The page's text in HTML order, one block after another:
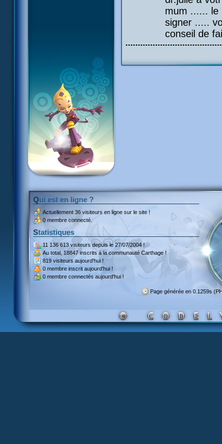
mum ...... le
signer .....
conseil de
Qui est en ligne ?
Actuellement 36 visiteurs en ligne sur le site !
0 membre connecté.
Statistiques
11 136 613 visiteursdepuis le 27/07/2004 !
Au total, 18847 inscritsà la communauté Carthage !
819 visiteurs aujourd'hui !
0 membre inscrit aujourd'hui !
0 membre connectés aujourd'hui !
Page générée en 0.1259s